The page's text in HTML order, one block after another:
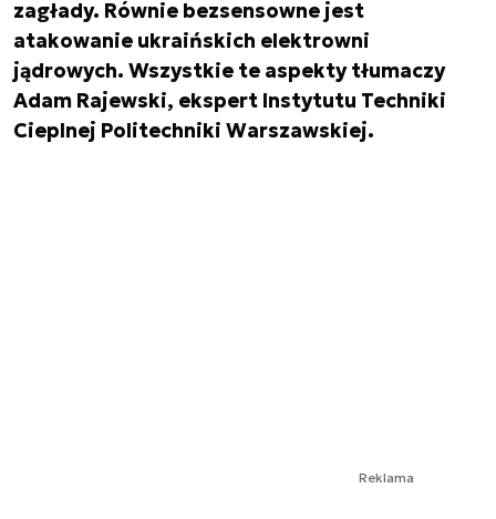
zagłady. Równie bezsensowne jest
atakowanie ukraińskich elektrowni
jądrowych. Wszystkie te aspekty tłumaczy
Adam Rajewski, ekspert Instytutu Techniki
Cieplnej Politechniki Warszawskiej.
Reklama